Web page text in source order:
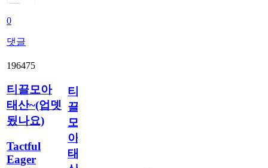
0
댓글
196475
티끌모아
태산~(업뎃
됬나요)
Tactful
Eager
티
끌
모
아
태